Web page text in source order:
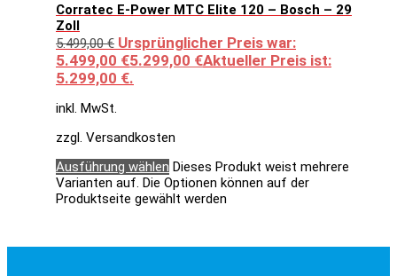
Corratec E-Power MTC Elite 120 – Bosch – 29
Zoll
5.499,00€ Ursprünglicher Preis war:
5.499,00 €5.299,00 €Aktueller Preis ist:
5.299,00 €.
inkl. MwSt.
zzgl. Versandkosten
Ausführung wählen Dieses Produkt weist mehrere
Varianten auf. Die Optionen können auf der
Produktseite gewählt werden